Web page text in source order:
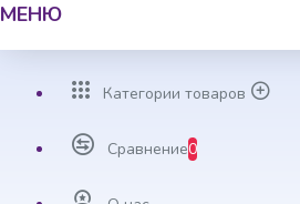
МЕНЮ
Категории товаров
Сравнение0